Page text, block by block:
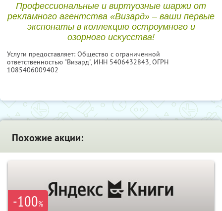
Профессиональные и виртуозные шаржи от
рекламного агентства «Визард» – ваши первые
экспонаты в коллекцию остроумного и
озорного искусства!
Услуги предоставляет: Общество с ограниченной
ответственностью "Визард", ИНН 5406432843, ОГРН
1085406009402
Похожие акции:
-100%